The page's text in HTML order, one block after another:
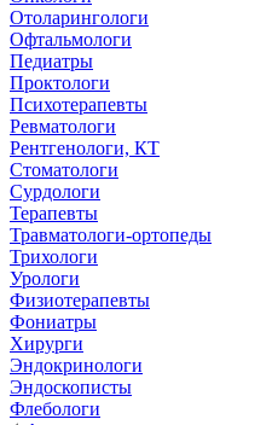
Отоларингологи
Офтальмологи
Педиатры
Проктологи
Психотерапевты
Ревматологи
Рентгенологи, КТ
Стоматологи
Сурдологи
Терапевты
Травматологи-ортопеды
Трихологи
Урологи
Физиотерапевты
Фониатры
Хирурги
Эндокринологи
Эндоскописты
Флебологи